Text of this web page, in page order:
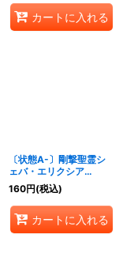
カートに入れる
〔状態A-〕剛撃聖霊シ
ェバ・エリクシア
【SR】{24RP4S7/S11}
《多》
160円(税込)
カートに入れる